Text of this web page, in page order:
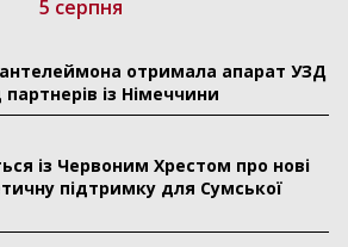
5 серпня
отримала апарат УЗД
із Німеччини
із Червоним Хрестом про нові
підтримку для Сумської